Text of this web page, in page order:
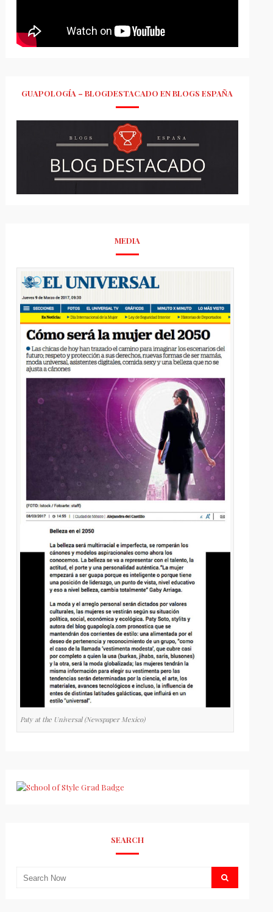
GUAPOLOGÍA – BLOGDESTACADO EN BLOGS ESPAÑA
MEDIA
Paty at the Universal (Newspaper Mexico)
SEARCH